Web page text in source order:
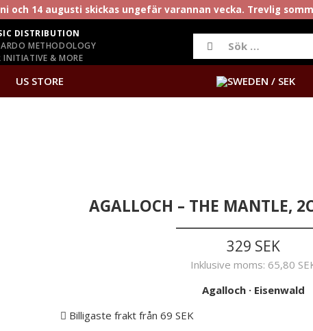
och 14 augusti skickas ungefär varannan vecka. Trevlig
DISTRIBUTION
METHODOLOGY
INITIATIVE & MORE
US STORE / SEK
AGALLOCH – THE MANTLE,
329 SEK
Inklusive moms: 65,80
Agalloch · Eisenwald
Billigaste frakt från 69 SEK